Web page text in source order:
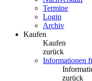
Termine
Login
Archiv
Kaufen
Kaufen
zurück
Informationen
zurück